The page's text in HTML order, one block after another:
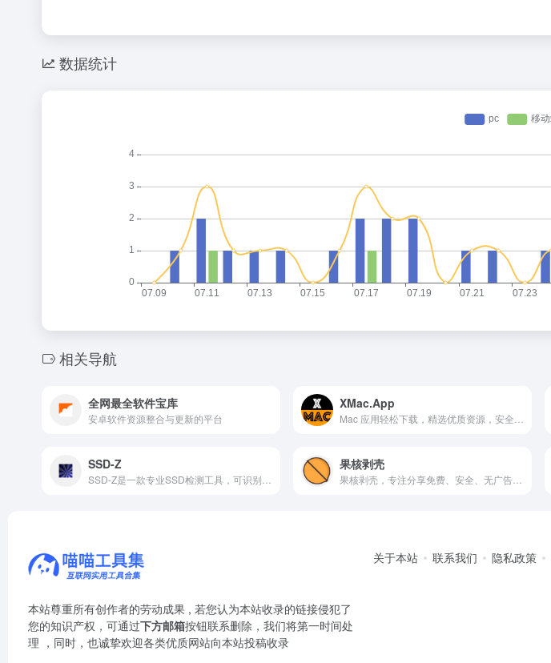
数据统计
相关导航
全网最全软件宝库
安卓软件资源整合与更新的平台
XMac.App
SSD-Z 果核剥壳
本站尊重所有创作者的劳动成果 , 若您认为本站收录的链接侵犯了
您的知识产权，可通过下方邮箱按钮联系删除，我们将第一时间处
理 ，同时，也诚挚欢迎各类优质网站向本站投稿收录
关于本站 联系我们 隐私政策